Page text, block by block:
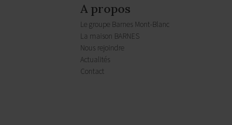
A propos
Le groupe Barnes Mont-Blanc
La maison BARNES
Nous rejoindre
Actualités
Contact